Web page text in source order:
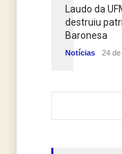
Laudo da
destruiu
Baronesa
Notícias 24 de